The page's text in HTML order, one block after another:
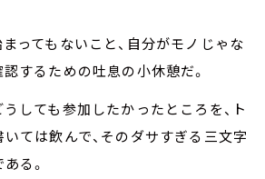
ってもないこと、自分がモノじゃな
するための吐息の小休憩だ。
しても参加したかったところを、ト
ては飲んで、そのダサすぎる三文字
る。